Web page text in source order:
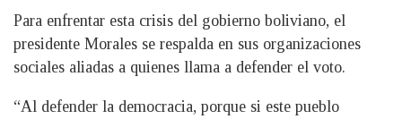
Para enfrentar esta crisis del gobierno boliviano, el
presidente Morales se respalda en sus organizaciones
sociales aliadas a quienes llama a defender el voto.
“Al defender la democracia, porque si este pueblo